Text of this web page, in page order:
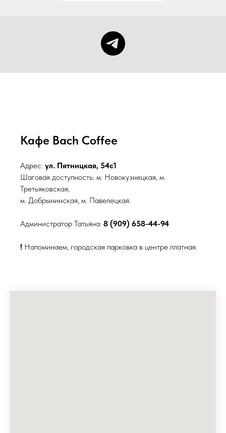
Кафе Bach Coffee
Адрес: ул. Пятницкая, 54с1
Шаговая доступность: м. Новокузнецкая, м.
Третьяковская,
м. Добрынинская, м. Павелецкая.
Администратор Татьяна: 8 (909) 658-44-94
! Напоминаем, городская парковка в центре платная.